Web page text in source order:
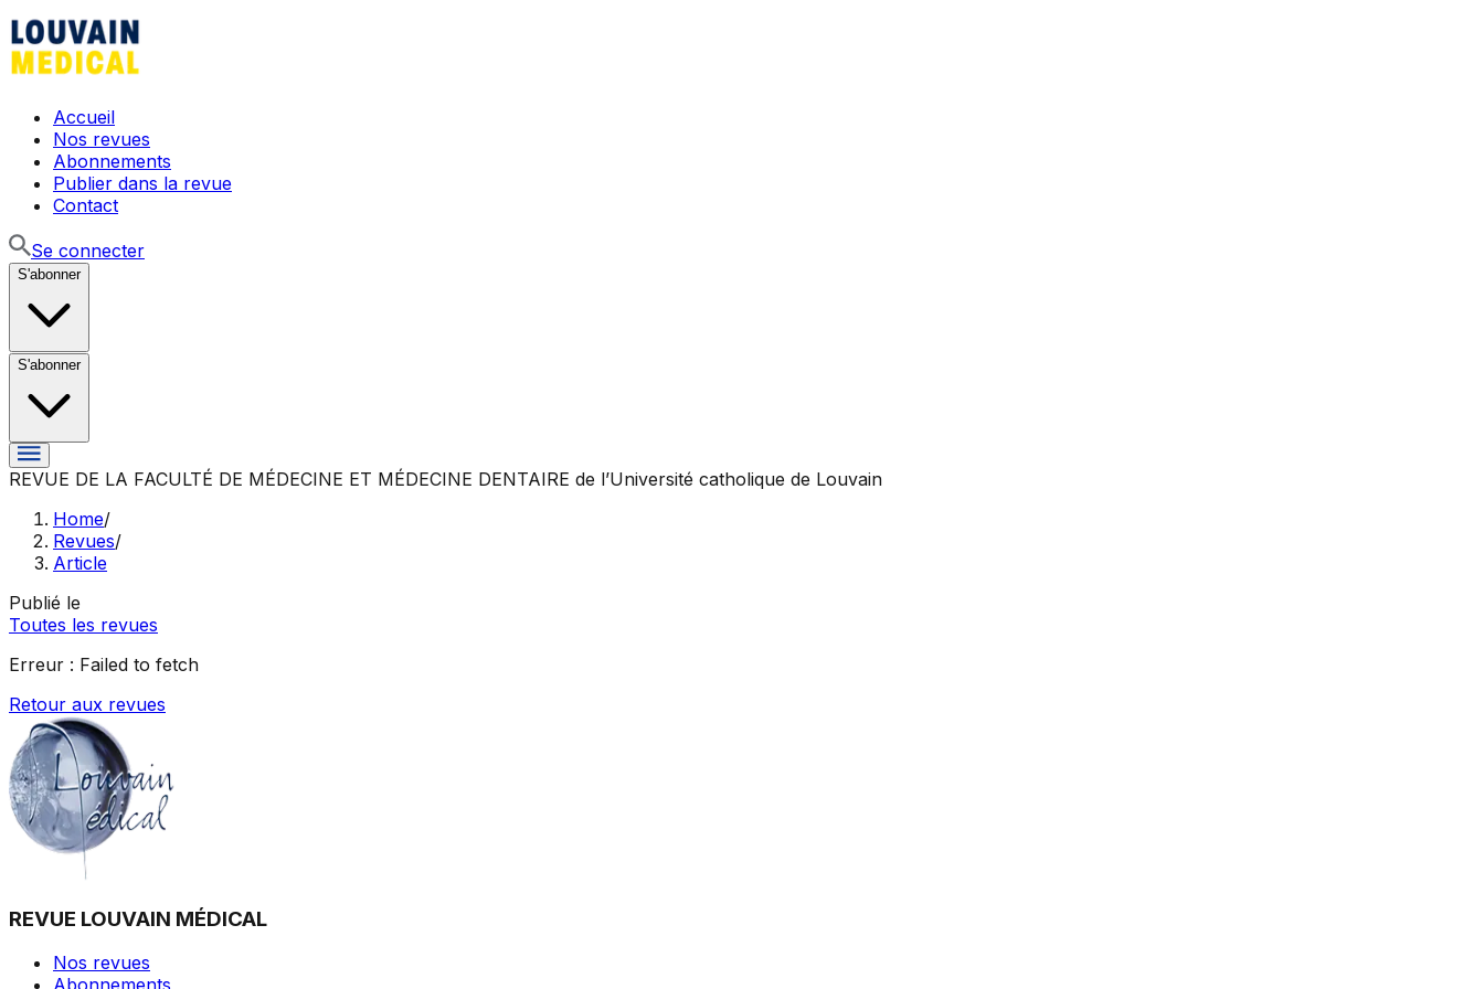
Accueil
Nos revues
Abonnements
Publier dans la revue
Contact
Se connecter
S'abonner
S'abonner
REVUE DE LA FACULTÉ DE MÉDECINE ET MÉDECINE DENTAIRE de l’Université catholique de Louvain
Home/
Revues/
Article
Publié le
Toutes les revues
Erreur : Failed to fetch
Retour aux revues
REVUE LOUVAIN MÉDICAL
Nos revues